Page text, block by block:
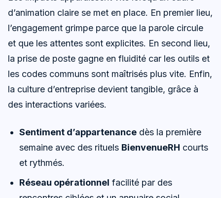
d’animation claire se met en place. En premier lieu,
l’engagement grimpe parce que la parole circule
et que les attentes sont explicites. En second lieu,
la prise de poste gagne en fluidité car les outils et
les codes communs sont maîtrisés plus vite. Enfin,
la culture d’entreprise devient tangible, grâce à
des interactions variées.
Sentiment d’appartenance dès la première
semaine avec des rituels BienvenueRH courts
et rythmés.
Réseau opérationnel facilité par des